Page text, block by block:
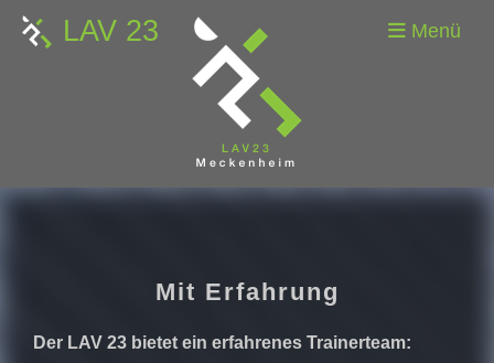
LAV 23 Menü
Mit Erfahrung
Der LAV 23 bietet ein erfahrenes Trainerteam: